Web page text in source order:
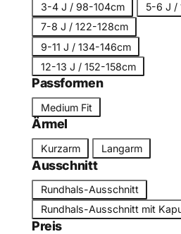
r
ö
ß
e
3-4 J / 98-104cm
5-6 J /
7-8 J / 122-128cm
9-11 J / 134-146cm
12-13 J / 152-158cm
Passformen
a
s
s
f
m
Medium Fit
Ärmel
r
m
e
Kurzarm Langarm
Ausschnitt
u
s
Rundhals-Ausschnitt
Rundhals-Ausschnitt mit
Preis